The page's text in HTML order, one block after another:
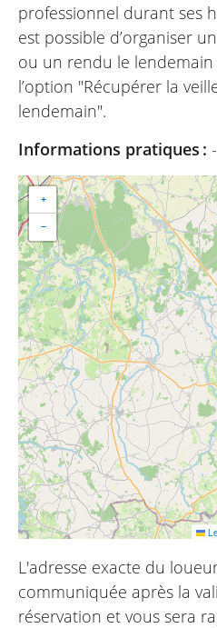
professionnel durant ses
est possible d’organiser
ou un rendu le
l’option "Récupérer la
lendemain".
Informations pratiques : -
+
−
L'adresse exacte du
communiquée après la
réservation et vous sera